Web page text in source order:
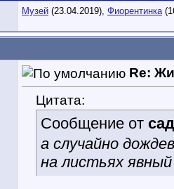
Музей (23.04.2019), Фиорентинка
Re:
Цитата:
Сообщение от
а случайно
на листьях явный